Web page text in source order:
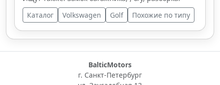
Каталог
Volkswagen Golf Похожие по типу
BalticMotors
г. Санкт-Петербург